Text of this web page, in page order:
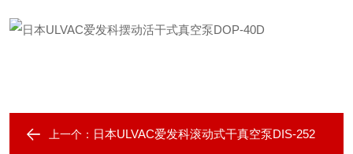
上一个： 日本ULVAC爱发科滚动式干真空泵DIS-252